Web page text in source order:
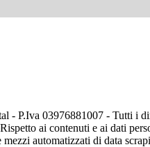
- P.Iva 03976881007 - Tutti i
Rispetto ai contenuti e ai dati
automatizzati di data